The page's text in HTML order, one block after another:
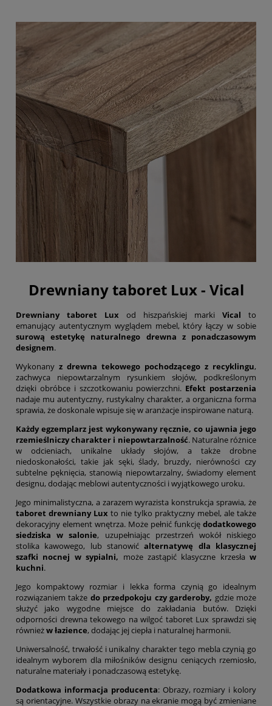
Drewniany taboret Lux - Vical
Drewniany taboret Lux od hiszpańskiej marki Vical to
emanujący autentycznym wyglądem mebel, który łączy w sobie
surową estetykę naturalnego drewna z ponadczasowym
designem.
Wykonany z drewna tekowego pochodzącego z recyklingu,
zachwyca niepowtarzalnym rysunkiem słojów, podkreślonym
dzięki obróbce i szczotkowaniu powierzchni. Efekt postarzenia
nadaje mu autentyczny, rustykalny charakter, a organiczna forma
sprawia, że doskonale wpisuje się w aranżacje inspirowane naturą.
Każdy egzemplarz jest wykonywany ręcznie, co ujawnia jego
rzemieślniczy charakter i niepowtarzalność. Naturalne różnice
w odcieniach, unikalne układy słojów, a także drobne
niedoskonałości, takie jak sęki, ślady, bruzdy, nierówności czy
subtelne pęknięcia, stanowią niepowtarzalny, świadomy element
designu, dodając meblowi autentyczności i wyjątkowego uroku.
Jego minimalistyczna, a zarazem wyrazista konstrukcja sprawia, że
taboret drewniany Lux to nie tylko praktyczny mebel, ale także
dekoracyjny element wnętrza. Może pełnić funkcję dodatkowego
siedziska w salonie, uzupełniając przestrzeń wokół niskiego
stolika kawowego, lub stanowić alternatywę dla klasycznej
szafki nocnej w sypialni, może zastąpić klasyczne krzesła w
kuchni.
Jego kompaktowy rozmiar i lekka forma czynią go idealnym
rozwiązaniem także do przedpokoju czy garderoby, gdzie może
służyć jako wygodne miejsce do zakładania butów. Dzięki
odporności drewna tekowego na wilgoć taboret Lux sprawdzi się
równieżw łazience, dodając jej ciepła i naturalnej harmonii.
Uniwersalność, trwałość i unikalny charakter tego mebla czynią go
idealnym wyborem dla miłośników designu ceniących rzemiosło,
naturalne materiały i ponadczasową estetykę.
Dodatkowa informacja producenta: Obrazy, rozmiary i kolory
są orientacyjne. Wszystkie obrazy na ekranie mogą być zmieniane